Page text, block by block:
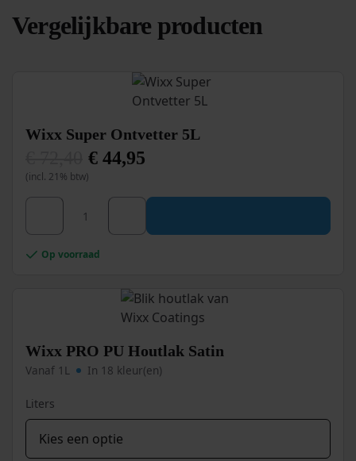
Vergelijkbare producten
Wixx Super Ontvetter 5L
Oorspronkelijke
prijs
€ 72,40.
€ 44,95
Huidige
prijs
€ 44,95.
(incl. 21% btw)
Wixx Super Ontvetter 5L aantal
Op voorraad
Wixx PRO PU Houtlak Satin
Vanaf 1L In 18 kleur(en)
Liters